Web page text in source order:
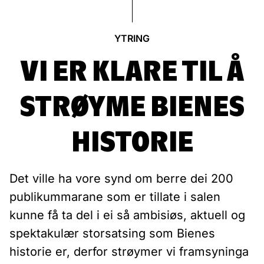
YTRING
VI ER KLARE TIL Å
STRØYME BIENES
HISTORIE
Det ville ha vore synd om berre dei 200
publikummarane som er tillate i salen
kunne få ta del i ei så ambisiøs, aktuell og
spektakulær storsatsing som Bienes
historie er, derfor strøymer vi framsyninga